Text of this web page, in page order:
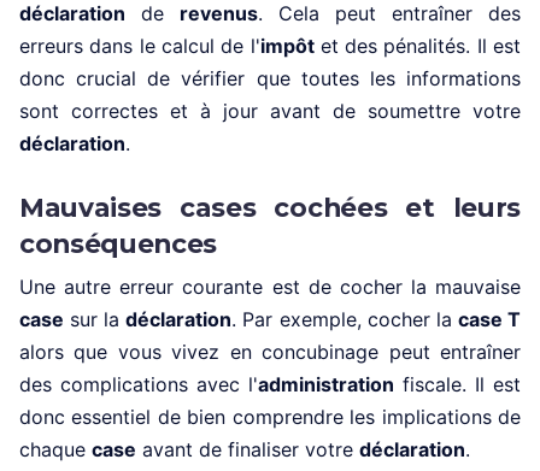
déclaration de revenus. Cela peut entraîner des
erreurs dans le calcul de l'impôtet des pénalités. Il est
donc crucial de vérifier que toutes les informations
sont correctes et à jour avant de soumettre votre
déclaration.
Mauvaises cases cochées et leurs
conséquences
Une autre erreur courante est de cocher la mauvaise
case sur ladéclaration. Par exemple, cocher la case T
alors que vous vivez en concubinage peut entraîner
des complications avec l'administration fiscale. Il est
donc essentiel de bien comprendre les implications de
chaque case avant de finaliser votre déclaration.